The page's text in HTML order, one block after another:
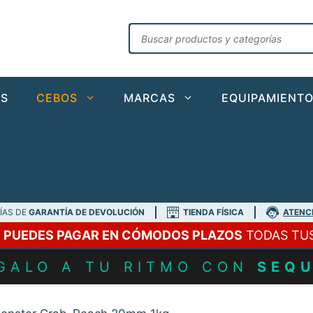
Búsqueda
de
productos
CEBOS MARCAS EQUIPAMIENTO
DEGARANTÍA DE DEVOLUCIÓN TIENDA FÍSICA
PUEDES PAGAR EN CÓMODOS PLAZOS TODAS
A TU RITMO CON